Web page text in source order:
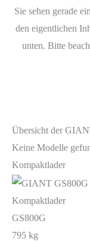
Sie sehen gerade
den eigentlichen
unten. Bitte
Übersicht der
Keine Modelle
Kompaktlader
Kompaktlader
GS800G
795 kg